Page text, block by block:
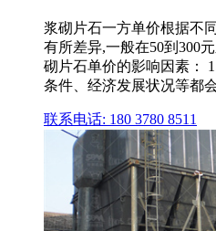
浆砌片石一方单价根据不
有所差异,一般在50到300
砌片石单价的影响因素：
条件、经济发展状况等都
联系电话: 180 3780 8511